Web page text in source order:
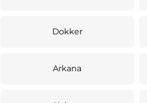
Dokker
Arkana